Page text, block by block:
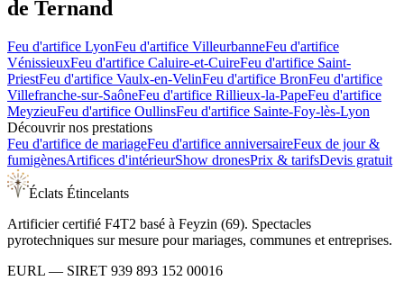
de Ternand
Feu d'artifice LyonFeu d'artifice VilleurbanneFeu d'artifice
VénissieuxFeu d'artifice Caluire-et-CuireFeu d'artifice Saint-
PriestFeu d'artifice Vaulx-en-VelinFeu d'artifice BronFeu d'artifice
Villefranche-sur-SaôneFeu d'artifice Rillieux-la-PapeFeu d'artifice
MeyzieuFeu d'artifice OullinsFeu d'artifice Sainte-Foy-lès-Lyon
Découvrir nos prestations
Feu d'artifice de mariageFeu d'artifice anniversaireFeux de jour &
fumigènesArtifices d'intérieurShow dronesPrix & tarifsDevis gratuit
Éclats Étincelants
Artificier certifié F4T2 basé à Feyzin (69). Spectacles
pyrotechniques sur mesure pour mariages, communes et entreprises.
EURL — SIRET 939 893 152 00016